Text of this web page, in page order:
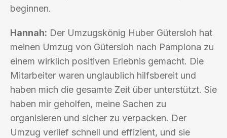
beginnen.
Hannah: Der Umzugskönig Huber Gütersloh hat
meinen Umzug von Gütersloh nach Pamplona zu
einem wirklich positiven Erlebnis gemacht. Die
Mitarbeiter waren unglaublich hilfsbereit und
haben mich die gesamte Zeit über unterstützt. Sie
haben mir geholfen, meine Sachen zu
organisieren und sicher zu verpacken. Der
Umzug verlief schnell und effizient, und sie